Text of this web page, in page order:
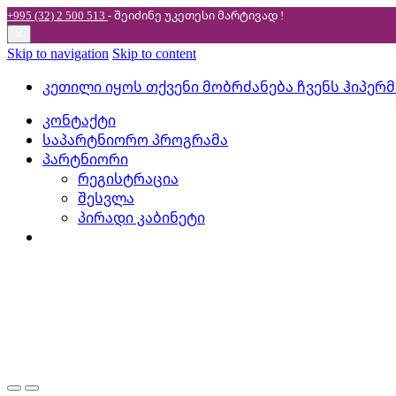
+995 (32) 2 500 513 - შეიძინე უკეთესიმარტივად !
Skip to navigation Skip to content
კეთილი იყოს თქვენი მობრძანება ჩვენს
კონტაქტი
საპარტნიორო პროგრამა
პარტნიორი
რეგისტრაცია
შესვლა
პირადი კაბინეტი